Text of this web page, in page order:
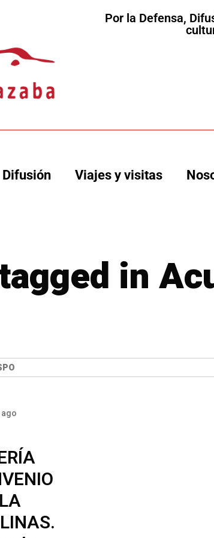
Por la Defensa,
Difusión Viajes y visitas
in